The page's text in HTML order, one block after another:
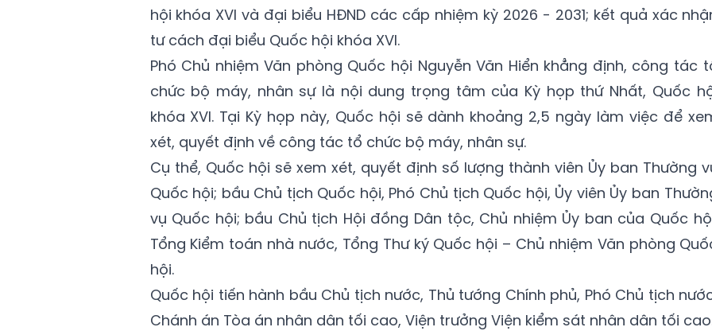
hội khóa XVI và đại biểu HĐND các cấp nhiệm kỳ 2026 - 2031; kết quả xác
tư cách đại biểu Quốc hội khóa XVI.
Phó Chủ nhiệm Văn phòng Quốc hội Nguyễn Văn Hiển khẳng định, công tác
chức bộ máy, nhân sự là nội dung trọng tâm của Kỳ họp thứ Nhất, Quốc
khóa XVI. Tại Kỳ họp này, Quốc hội sẽ dành khoảng 2,5 ngày làm việc để
xét, quyết định về công tác tổ chức bộ máy, nhân sự.
Cụ thể, Quốc hội sẽ xem xét, quyết định số lượng thành viên Ủy ban Thường
Quốc hội; bầu Chủ tịch Quốc hội, Phó Chủ tịch Quốc hội, Ủy viên Ủy ban
vụ Quốc hội; bầu Chủ tịch Hội đồng Dân tộc, Chủ nhiệm Ủy ban của Quốc
Tổng Kiểm toán nhà nước, Tổng Thư ký Quốc hội – Chủ nhiệm Văn phòng
hội.
Quốc hội tiến hành bầu Chủ tịch nước, Thủ tướng Chính phủ, Phó Chủ tịch
Chánh án Tòa án nhân dân tối cao, Viện trưởng Viện kiểm sát nhân dân tối